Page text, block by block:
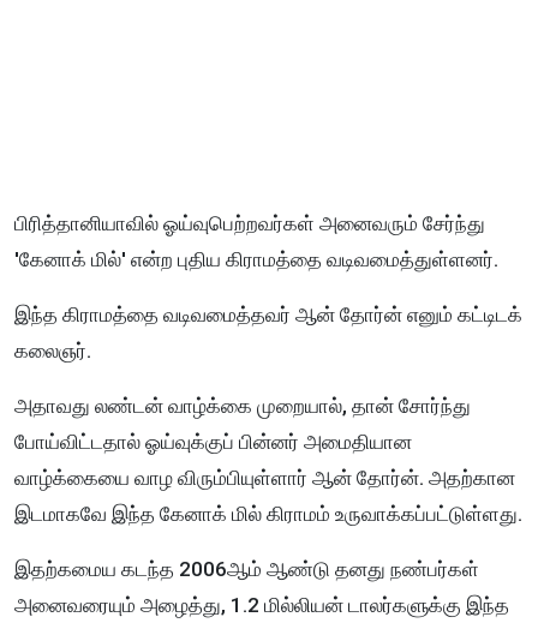
பிரித்தானியாவில் ஓய்வுபெற்றவர்கள் அனைவரும் சேர்ந்து
'கேனாக் மில்' என்ற புதிய கிராமத்தை வடிவமைத்துள்ளனர்.
இந்த கிராமத்தை வடிவமைத்தவர் ஆன் தோர்ன் எனும் கட்டிடக்
கலைஞர்.
அதாவது லண்டன் வாழ்க்கை முறையால், தான் சோர்ந்து
போய்விட்டதால் ஓய்வுக்குப் பின்னர் அமைதியான
வாழ்க்கையை வாழ விரும்பியுள்ளார் ஆன் தோர்ன். அதற்கான
இடமாகவே இந்த கேனாக் மில் கிராமம் உருவாக்கப்பட்டுள்ளது.
இதற்கமைய கடந்த 2006ஆம் ஆண்டு தனது நண்பர்கள்
அனைவரையும் அழைத்து, 1.2 மில்லியன் டாலர்களுக்கு இந்த